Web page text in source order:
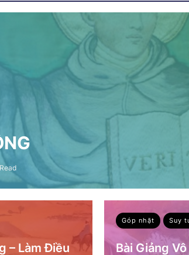
– Làm Điều
Góp nhặt Suy
Bài Giảng